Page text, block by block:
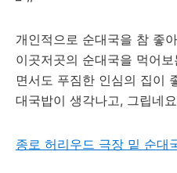
개인적으로 순대국을 참 좋
이곳저곳의 순대국을 먹어
면서도 푸짐한 인심의 집이
대국밥이 생각나고, 그립네
종로 허리우드 극장 밑 순대